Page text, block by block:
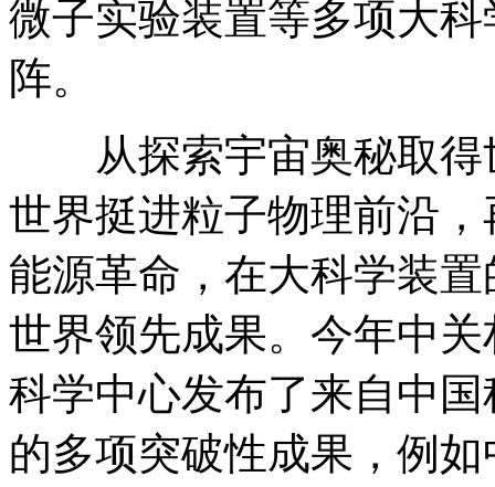
微子实验装置等多项大
阵。
从探索宇宙奥秘取
世界挺进粒子物理前沿
能源革命，在大科学装
世界领先成果。 今年中
科学中心发布了来自中
的多项突破性成果，例